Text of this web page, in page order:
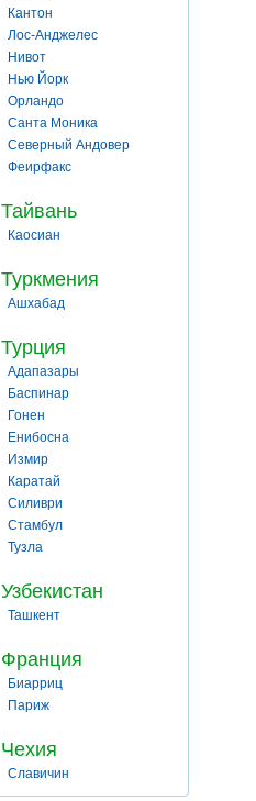
Кантон
Лос-Анджелес
Нивот
Нью Йорк
Орландо
Санта Моника
Северный Андовер
Феирфакс
Тайвань
Каосиан
Туркмения
Ашхабад
Турция
Адапазары
Баспинар
Гонен
Енибосна
Измир
Каратай
Силиври
Стамбул
Тузла
Узбекистан
Ташкент
Франция
Биарриц
Париж
Чехия
Славичин